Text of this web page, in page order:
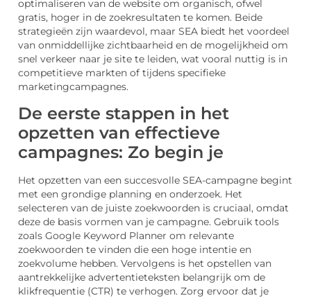
optimaliseren van de website om organisch, ofwel
gratis, hoger in de zoekresultaten te komen. Beide
strategieën zijn waardevol, maar SEA biedt het voordeel
van onmiddellijke zichtbaarheid en de mogelijkheid om
snel verkeer naar je site te leiden, wat vooral nuttig is in
competitieve markten of tijdens specifieke
marketingcampagnes.
De eerste stappen in het
opzetten van effectieve
campagnes: Zo begin je
Het opzetten van een succesvolle SEA-campagne begint
met een grondige planning en onderzoek. Het
selecteren van de juiste zoekwoorden is cruciaal, omdat
deze de basis vormen van je campagne. Gebruik tools
zoals Google Keyword Planner om relevante
zoekwoorden te vinden die een hoge intentie en
zoekvolume hebben. Vervolgens is het opstellen van
aantrekkelijke advertentieteksten belangrijk om de
klikfrequentie (CTR) te verhogen. Zorg ervoor dat je